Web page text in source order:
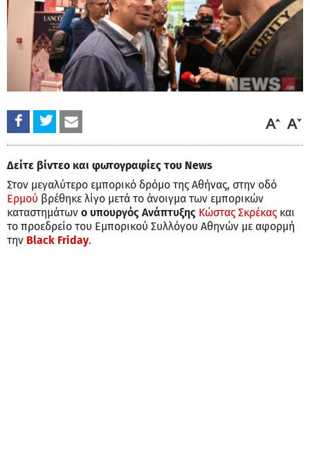
Δείτε βίντεο και φωτογραφίες του News
Στον μεγαλύτερο εμπορικό δρόμο της Αθήνας, στην οδό
Ερμού βρέθηκε λίγο μετά το άνοιγμα των εμπορικών
καταστημάτων ο υπουργός Ανάπτυξης Κώστας Σκρέκας και
το προεδρείο του Εμπορικού Συλλόγου Αθηνών με αφορμή
την Black Friday.